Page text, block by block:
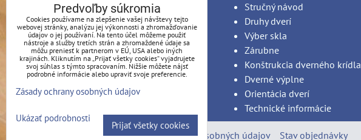
Spracovanie osobných údajov
Obchodné podmienky
Reklamačný poriadok
Možnosti platby
Možnosti dopravy
Produkty na mieru - podmienky
Montáž
Stručný návod
Druhy dverí
Výber skla
Zárubne
Konštrukcia dverného krídla
Dverné výplne
Orientácia dverí
Technické informácie
Predvoľby súkromia Zásady ochrany osobných údajov Stav objednávky
Predvoľby súkromia
Cookies používame na zlepšenie vašej návštevy tejto
webovej stránky, analýzu jej výkonnosti a zhromažďovanie
údajov o jej používaní. Na tento účel môžeme použiť
nástroje a služby tretích strán a zhromaždené údaje sa
môžu preniesť k partnerom v EÚ, USA alebo iných
krajinách. Kliknutím na „Prijať všetky cookies“ vyjadrujete
svoj súhlas s týmto spracovaním. Nižšie môžete nájsť
podrobné informácie alebo upraviť svoje preferencie.
Zásady ochrany osobných údajov
Ukázať podrobnosti
Prijať všetky cookies